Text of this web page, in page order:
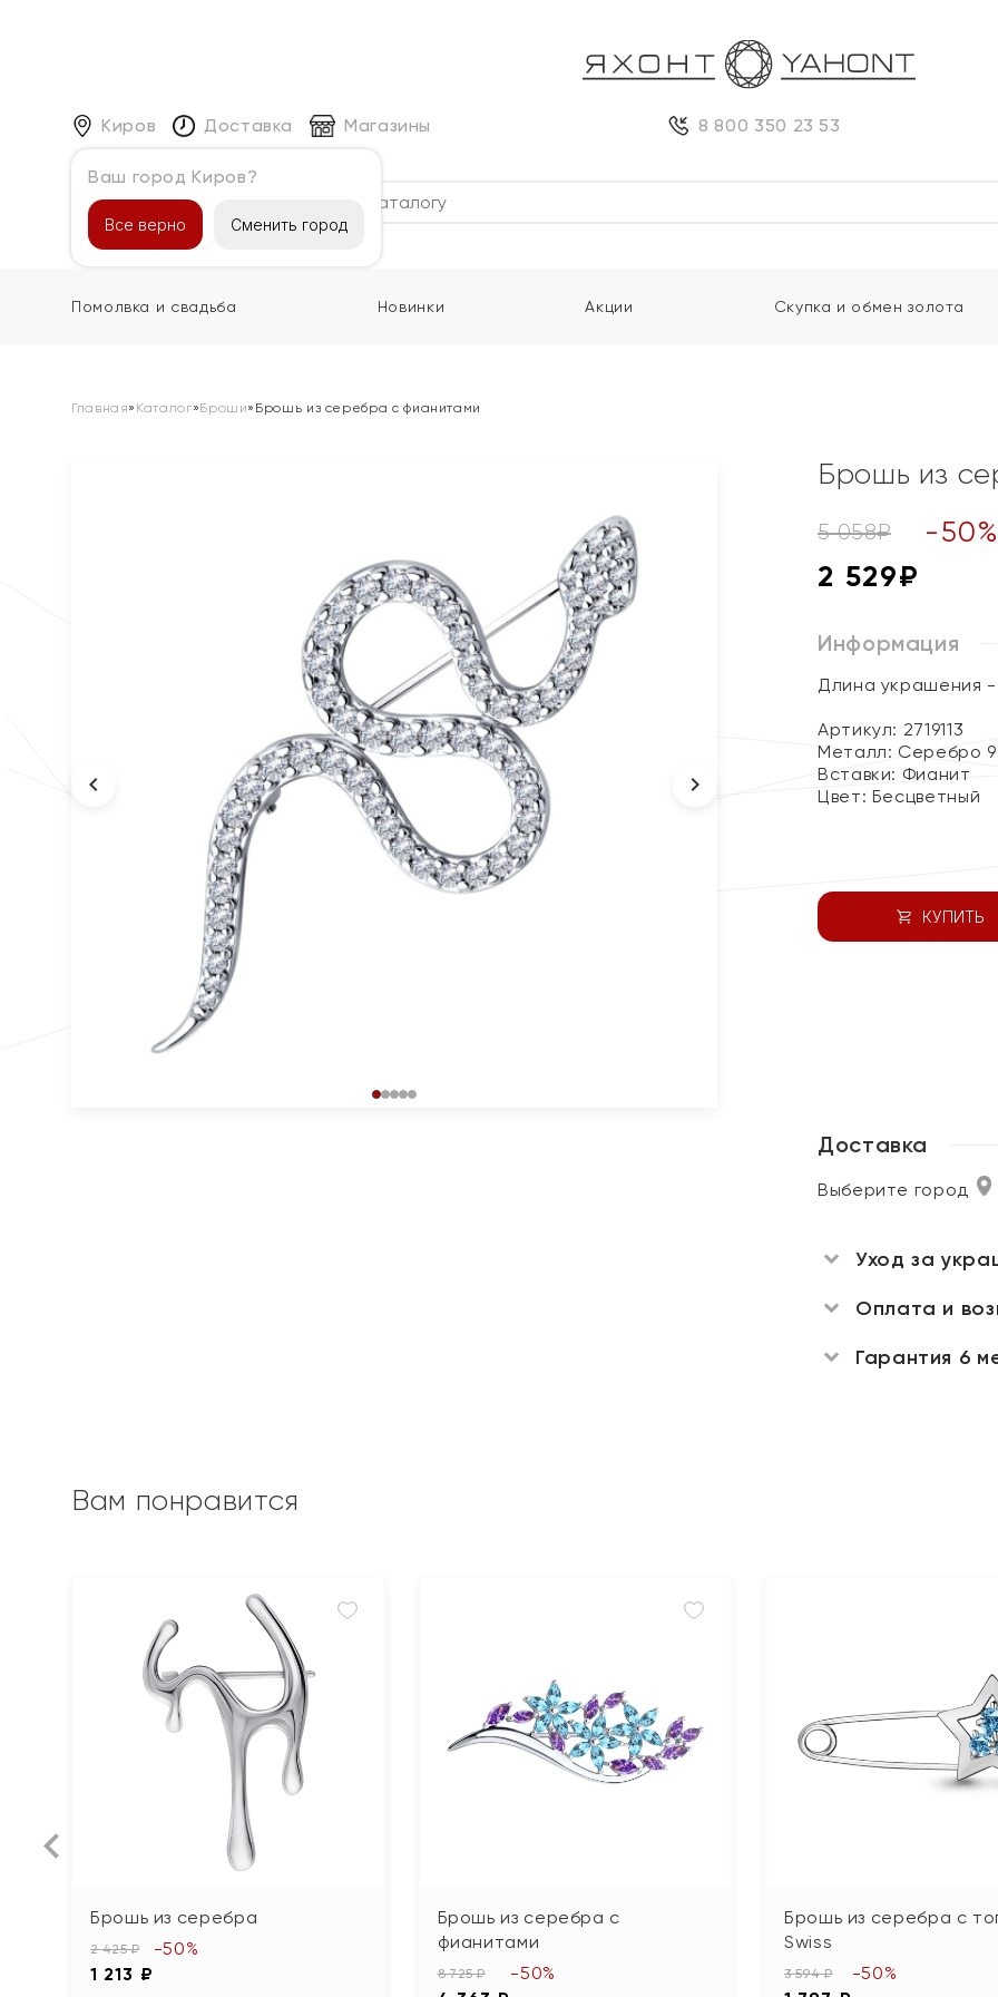
Киров
Ваш город Киров?
Все верно Сменить город
Доставка Магазины 8 800 350 23 53
Каталог
Помолвка и свадьба Новинки Акции Скупка и обмен золота
Главная» Каталог»Броши» Брошь из серебра с фианитами
Брошь из
5 058₽ -50%
2 529₽
Информация
Длина украшения
Артикул: 2719113
Металл: Серебро
Вставки: Фианит
Цвет: Бесцветный
КУПИТЬ
Доставка
Выберите город
Уход за
Оплата и
Гарантия 6
Вам понравится
Брошь из серебра
2 425 ₽
1 213 ₽
-50%
Брошь из серебра с
фианитами
8 725 ₽ -50%
Брошь из серебра с
Swiss
3 594 ₽ -50%